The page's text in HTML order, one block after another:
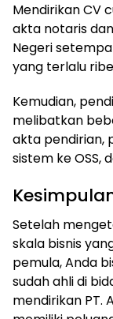
Mendirikan CV
akta notaris
Negeri
yang terlalu
Kemudian,
melibatkan
akta pendirian,
sistem ke OSS,
Setelah
skala bisnis
pemula, Anda
sudah ahli di
mendirikan PT.